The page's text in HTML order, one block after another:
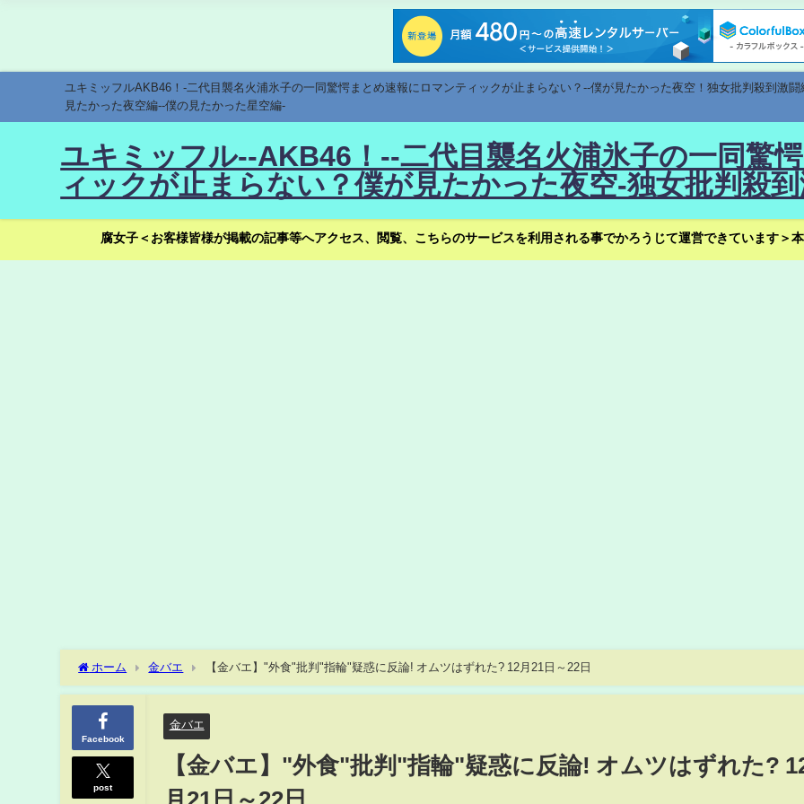
ユキミッフルAKB46！-二代目襲名火浦氷子の一同驚愕まとめ速報にロマンティックが止まらない？--僕が見たかった夜空！独女批判殺到激
見たかった夜空編--僕の見たかった星空編-
ユキミッフル--AKB46！--二代目襲名火浦氷子の一同驚
ィックが止まらない？僕が見たかった夜空-独女批判殺
腐女子＜お客様皆様が掲載の記事等へアクセス、閲覧、こちらのサービスを利用される事でかろうじて運営できています＞
ホーム 金バエ 【金バエ】"外食"批判"指輪"疑惑に反論! オムツはずれた? 12月21日～22日
Facebook
post
金バエ
【金バエ】"外食"批判"指輪"疑惑に反論! オムツはずれた?
月21日～22日